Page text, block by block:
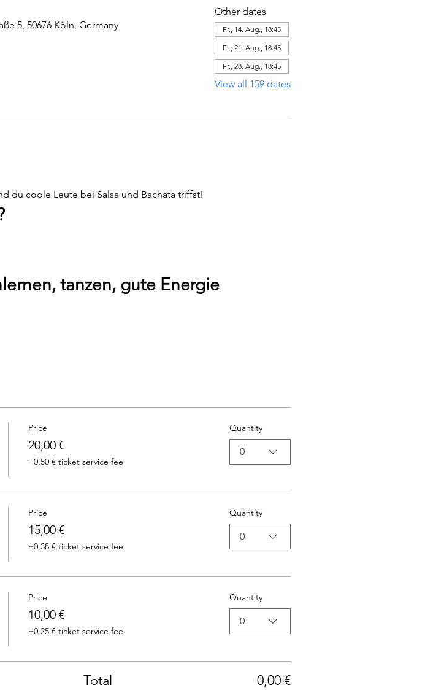
5, 50676 Köln, Germany
Other dates
Fr., 14. Aug., 18:45
Fr., 21. Aug., 18:45
Fr., 28. Aug., 18:45
View all 159 dates
du coole Leute bei Salsa und Bachata triffst!
tanzen, gute Energie
Price
20,00 €
+0,50 € ticket service fee
Quantity
0
Price
15,00 €
+0,38 € ticket service fee
Quantity
0
Price
10,00 €
+0,25 € ticket service fee
Quantity
0
Total 0,00 €